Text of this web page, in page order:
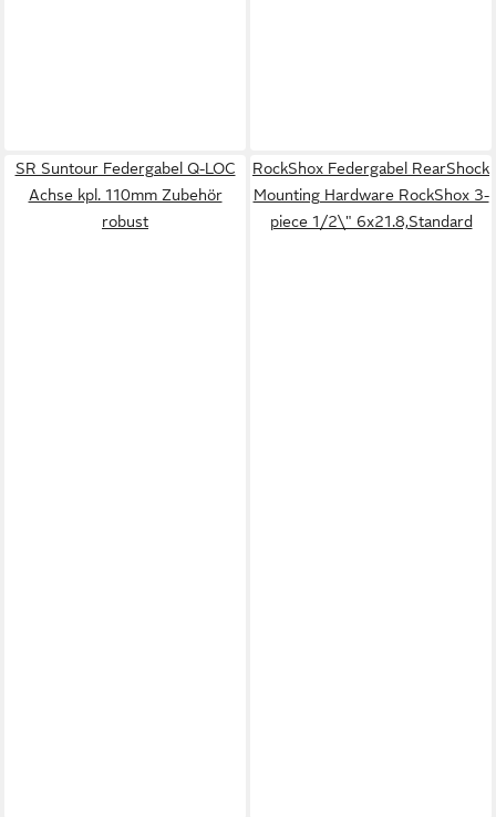
SR Suntour Federgabel Q-LOC
Achse kpl. 110mm Zubehör
robust
RockShox Federgabel RearShock
Mounting Hardware RockShox 3-
piece 1/2\" 6x21.8,Standard